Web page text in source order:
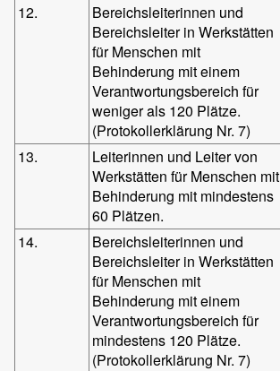
12.
Bereichsleiterinnen und
Bereichsleiter in Werkstätten
für Menschen mit
Behinderung mit einem
Verantwortungsbereich für
weniger als 120 Plätze.
(Protokollerklärung Nr. 7)
13.
Leiterinnen und Leiter von
Werkstätten für Menschen mit
Behinderung mit mindestens
60 Plätzen.
14.
Bereichsleiterinnen und
Bereichsleiter in Werkstätten
für Menschen mit
Behinderung mit einem
Verantwortungsbereich für
mindestens 120 Plätze.
(Protokollerklärung Nr. 7)